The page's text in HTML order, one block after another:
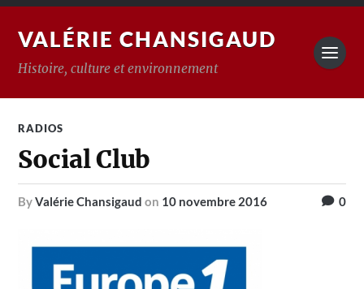
VALÉRIE CHANSIGAUD
Histoire, culture et environnement
RADIOS
Social Club
byValérie Chansigaud on 10 novembre 2016 0